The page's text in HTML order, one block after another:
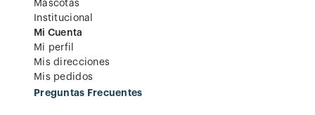
Mascotas
Institucional
Mi Cuenta
Mi perfil
Mis direcciones
Mis pedidos
Preguntas Frecuentes